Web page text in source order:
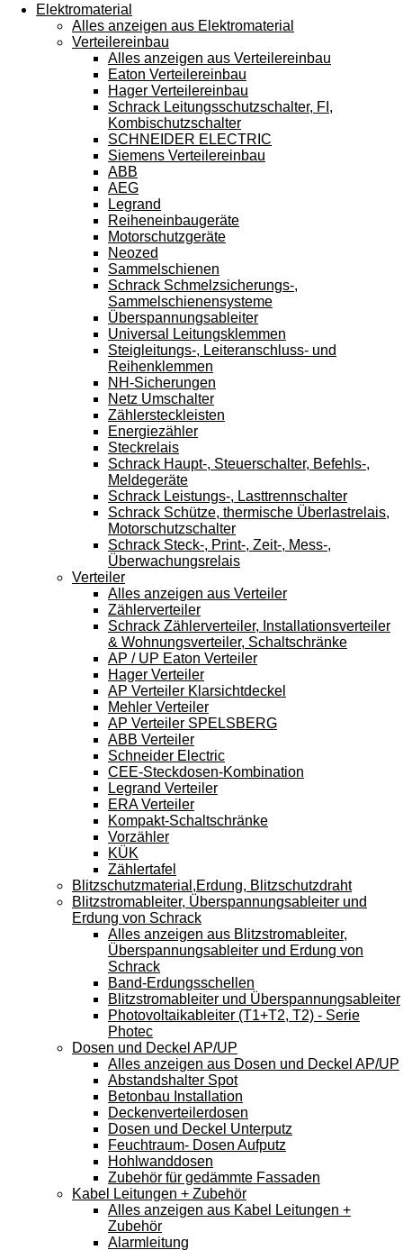
Elektromaterial
Alles anzeigen aus Elektromaterial
Verteilereinbau
Alles anzeigen aus Verteilereinbau
Eaton Verteilereinbau
Hager Verteilereinbau
Schrack Leitungsschutzschalter, FI,
Kombischutzschalter
SCHNEIDER ELECTRIC
Siemens Verteilereinbau
ABB
AEG
Legrand
Reiheneinbaugeräte
Motorschutzgeräte
Neozed
Sammelschienen
Schrack Schmelzsicherungs-,
Sammelschienensysteme
Überspannungsableiter
Universal Leitungsklemmen
Steigleitungs-, Leiteranschluss- und
Reihenklemmen
NH-Sicherungen
Netz Umschalter
Zählersteckleisten
Energiezähler
Steckrelais
Schrack Haupt-, Steuerschalter, Befehls-,
Meldegeräte
Schrack Leistungs-, Lasttrennschalter
Schrack Schütze, thermische Überlastrelais,
Motorschutzschalter
Schrack Steck-, Print-, Zeit-, Mess-,
Überwachungsrelais
Verteiler
Alles anzeigen aus Verteiler
Zählerverteiler
Schrack Zählerverteiler, Installationsverteiler
& Wohnungsverteiler, Schaltschränke
AP / UP Eaton Verteiler
Hager Verteiler
AP Verteiler Klarsichtdeckel
Mehler Verteiler
AP Verteiler SPELSBERG
ABB Verteiler
Schneider Electric
CEE-Steckdosen-Kombination
Legrand Verteiler
ERA Verteiler
Kompakt-Schaltschränke
Vorzähler
KÜK
Zählertafel
Blitzschutzmaterial,Erdung, Blitzschutzdraht
Blitzstromableiter, Überspannungsableiter und
Erdung von Schrack
Alles anzeigen aus Blitzstromableiter,
Überspannungsableiter und Erdung von
Schrack
Band-Erdungsschellen
Blitzstromableiter und Überspannungsableiter
Photovoltaikableiter (T1+T2, T2) - Serie
Photec
Dosen und Deckel AP/UP
Alles anzeigen aus Dosen und Deckel AP/UP
Abstandshalter Spot
Betonbau Installation
Deckenverteilerdosen
Dosen und Deckel Unterputz
Feuchtraum- Dosen Aufputz
Hohlwanddosen
Zubehör für gedämmte Fassaden
Kabel Leitungen + Zubehör
Alles anzeigen aus Kabel Leitungen +
Zubehör
Alarmleitung